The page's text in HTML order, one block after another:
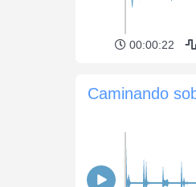
00:00:22
Caminando